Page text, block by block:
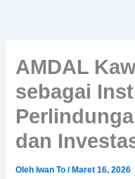
AMDAL
sebagai
dan
Oleh Iwan To/ Maret 16, 2026